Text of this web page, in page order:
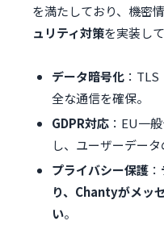
を満たしており、機密
ュリティ対策を実装し
データ暗号化 ：
全な通信を確保。
GDPR対応 ：EU一
し、ユーザーデータ
プライバシー保護 ：
り、Chantyがメッ
い。